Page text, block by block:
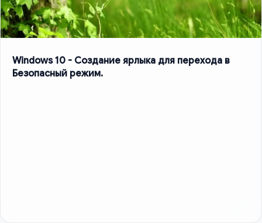
Windows 10 - Создание ярлыка для перехода в
Безопасный режим.